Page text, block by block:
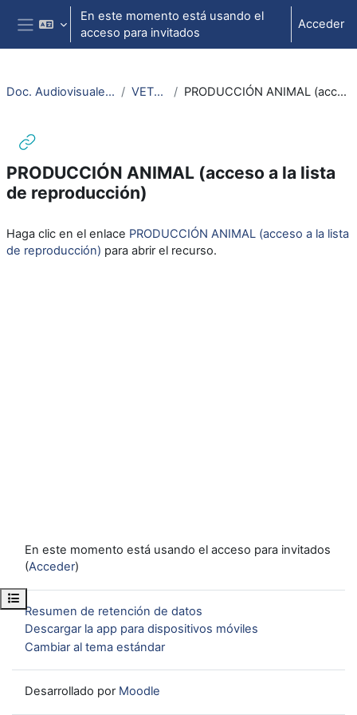
Salta al contenido principal
Panel lateral
En este momento está usando el
acceso para invitados
Acceder
Abrir índice del curso
Doc. Audiovisuales Veterinaria CCSS VETERINARIA PRODUCCIÓN ANIMAL (acceso a la lista de reproducción)
PRODUCCIÓN ANIMAL (acceso a la lista
de reproducción)
Haga clic en el enlace PRODUCCIÓN ANIMAL (acceso a la lista
de reproducción) para abrir el recurso.
En este momento está usando el acceso para invitados
(Acceder)
Resumen de retención de datos
Descargar la app para dispositivos móviles
Cambiar al tema estándar
Desarrollado por Moodle